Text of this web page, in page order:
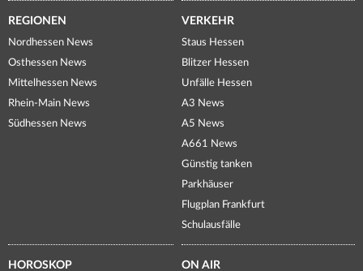
REGIONEN
Nordhessen News
Osthessen News
Mittelhessen News
Rhein-Main News
Südhessen News
VERKEHR
Staus Hessen
Blitzer Hessen
Unfälle Hessen
A3 News
A5 News
A661 News
Günstig tanken
Parkhäuser
Flugplan Frankfurt
Schulausfälle
HOROSKOP ON AIR